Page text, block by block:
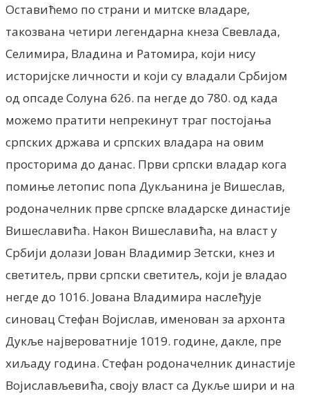
Оставићемо по страни и митске владаре,
такозвана четири легендарна кнеза Свевлада,
Селимира, Владина и Ратомира, који нису
историјске личности и који су владали Србијом
од опсаде Солуна 626. па негде до 780. од када
можемо пратити непрекинут траг постојања
српских држава и српских владара на овим
просторима до данас. Први српски владар кога
помиње летопис попа Дукљанина је Вишеслав,
родоначелник прве српске владарске династије
Вишеславића. Након Вишеславића, на власт у
Србији долази Јован Владимир Зетски, кнез и
светитељ, први српски светитељ, који је владао
негде до 1016. Јована Владимира наслеђује
синовац Стефан Војислав, именован за архонта
Дукље највероватније 1019. године, дакле, пре
хиљаду година. Стефан родоначелник династије
Војислављевића, своју власт са Дукље шири и на